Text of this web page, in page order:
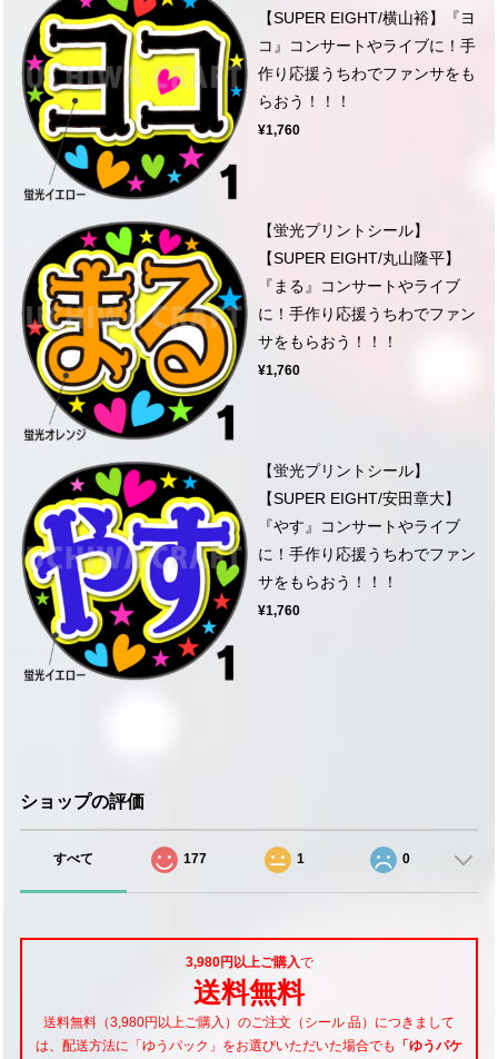
【SUPER EIGHT/横山裕】『ヨ
コ』コンサートやライブに！手
作り応援うちわでファンサをも
らおう！！！
¥1,760
【蛍光プリントシール】
【SUPER EIGHT/丸山隆平】
『まる』コンサートやライブ
に！手作り応援うちわでファン
サをもらおう！！！
¥1,760
【蛍光プリントシール】
【SUPER EIGHT/安田章大】
『やす』コンサートやライブ
に！手作り応援うちわでファン
サをもらおう！！！
¥1,760
ショップの評価
すべて 177 1 0
3,980円以上ご購入で
送料無料
送料無料（3,980円以上ご購入）のご注文（シール 品）につきまして
は、配送方法に「ゆうパック」をお選びいただいた場合でも
「ゆうパケ